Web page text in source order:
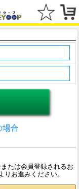
場合
たは会員登録されるお
お進みください。